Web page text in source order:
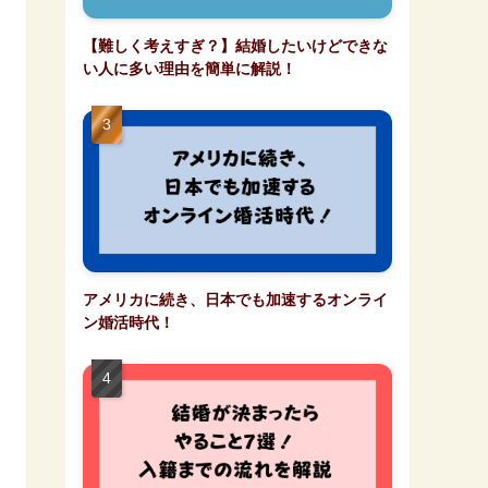
【難しく考えすぎ？】結婚したいけどできな
い人に多い理由を簡単に解説！
アメリカに続き、日本でも加速するオンライ
ン婚活時代！